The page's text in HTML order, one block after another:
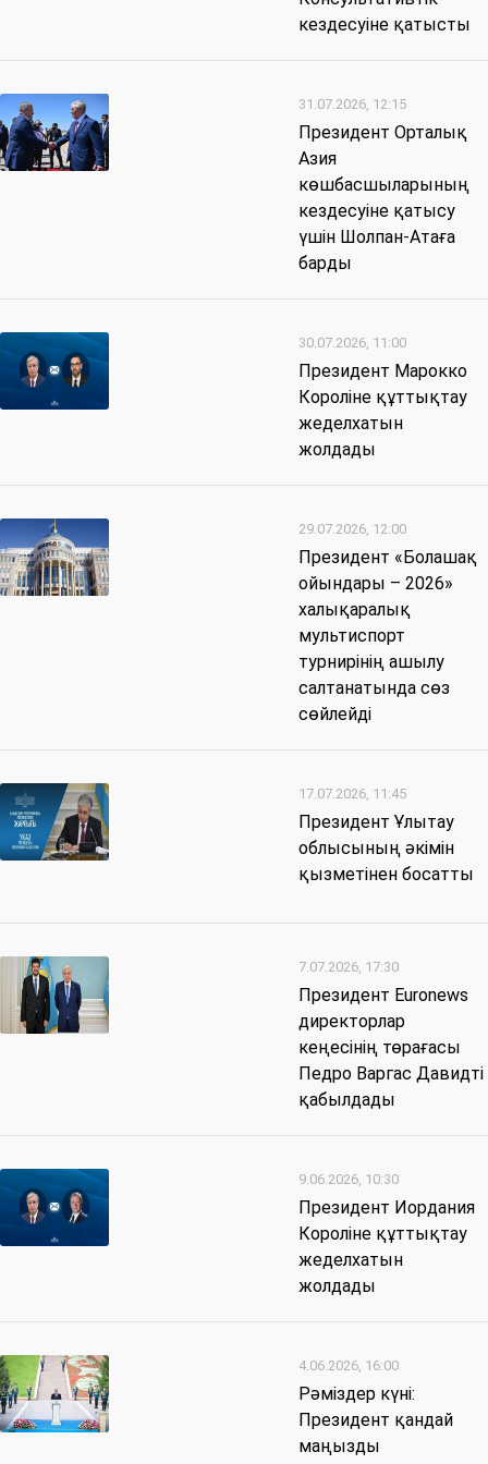
кездесуіне қатысты
31.07.2026, 12:15
Президент Орталық
Азия
көшбасшыларының
кездесуіне қатысу
үшін Шолпан-Атаға
барды
30.07.2026, 11:00
Президент Марокко
Короліне құттықтау
жеделхатын
жолдады
29.07.2026, 12:00
Президент «Болашақ
ойындары – 2026»
халықаралық
мультиспорт
турнирінің ашылу
салтанатында сөз
сөйлейді
17.07.2026, 11:45
Президент Ұлытау
облысының әкімін
қызметінен босатты
7.07.2026, 17:30
Президент Euronews
директорлар
кеңесінің төрағасы
Педро Варгас Давидті
қабылдады
9.06.2026, 10:30
Президент Иордания
Короліне құттықтау
жеделхатын
жолдады
4.06.2026, 16:00
Рәміздер күні:
Президент қандай
маңызды